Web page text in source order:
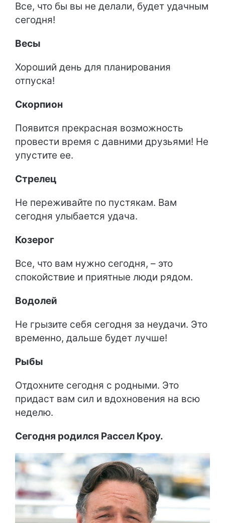
Все, что бы вы не делали, будет удачным
сегодня!
Весы
Хороший день для планирования
отпуска!
Скорпион
Появится прекрасная возможность
провести время с давними друзьями! Не
упустите ее.
Стрелец
Не переживайте по пустякам. Вам
сегодня улыбается удача.
Козерог
Все, что вам нужно сегодня, – это
спокойствие и приятные люди рядом.
Водолей
Не грызите себя сегодня за неудачи. Это
временно, дальше будет лучше!
Рыбы
Отдохните сегодня с родными. Это
придаст вам сил и вдохновения на всю
неделю.
Сегодня родился Рассел Кроу.